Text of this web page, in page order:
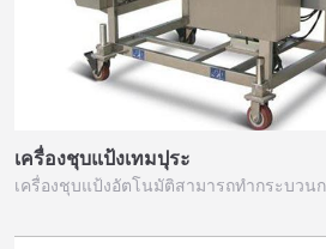
เครื่องชุบแป้งเทมปุระ
เครื่องชุบแป้งอัตโนมัติสามารถทำกระบว